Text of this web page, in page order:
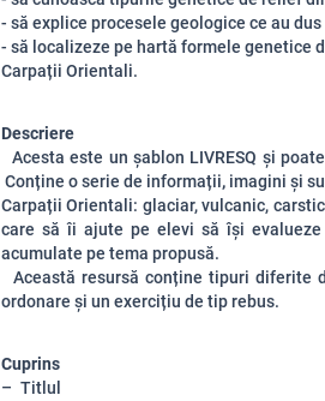
- să explice procesele geologice ce au
- să localizeze pe hartă formele genetice
Carpații Orientali.
Descriere
Acesta este un șablon LIVRESQ și
Conține oserie de informații, imagini și
Carpații Orientali: glaciar, vulcanic,
care să îi ajute pe elevi să își
acumulate pe tema propusă.
Această resursă conține tipuri diferite
ordonare și un exercițiu de tip rebus.
Cuprins
Titlul